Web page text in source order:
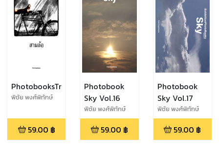
PhotobooksTricycle2
พิชัย พงศ์พิทักษ์
59.00 ฿
Photobook
Sky Vol.16
พิชัย พงศ์พิทักษ์
พงศ์
59.00 ฿
Photobook
Sky Vol.17
พิชัย พงศ์พิทักษ์
พงศ์
59.00 ฿